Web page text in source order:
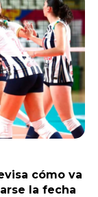
cómo va
la fecha